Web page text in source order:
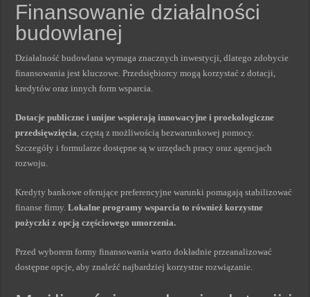
Finansowanie działalności
budowlanej
Działalność budowlana wymaga znacznych inwestycji, dlatego zdobycie
finansowania jest kluczowe. Przedsiębiorcy mogą korzystać z dotacji,
kredytów oraz innych form wsparcia.
Dotacje publiczne i unijne wspierają innowacyjne i proekologiczne
przedsięwzięcia, częstą z możliwością bezwarunkowej pomocy.
Szczegóły i formularze dostępne są w urzędach pracy oraz agencjach
rozwoju.
Kredyty bankowe oferujące preferencyjne warunki pomagają stabilizować
finanse firmy.Lokalne programy wsparcia to również korzystne
pożyczki z opcją częściowego umorzenia.
Przed wyborem formy finansowania warto dokładnie przeanalizować
dostępne opcje, aby znaleźć najbardziej korzystne rozwiązanie.